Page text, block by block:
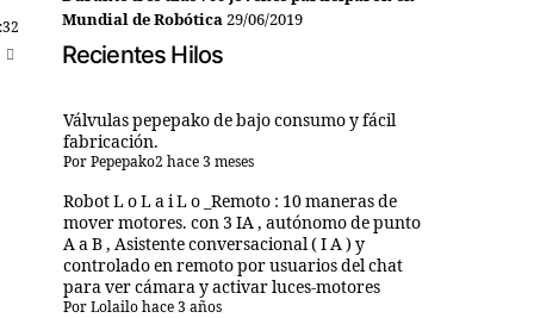
Mundial de Robótica 29/06/2019
Recientes Hilos
Válvulas pepepako de bajo consumo y fácil
fabricación.
Por Pepepako2 hace 3 meses
Robot L o L a i L o _Remoto : 10 maneras de
mover motores. con 3 IA , autónomo de punto
A a B , Asistente conversacional ( I A ) y
controlado en remoto por usuarios del chat
para ver cámara y activar luces-motores
Por Lolailo hace 3 años